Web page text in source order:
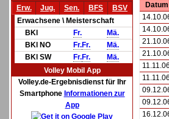
Erw.
Jug. Sen. BFS
BSV
Erwachsene \ Meisterschaft
BKl
Fr.
Mä.
BKl NO
Fr.Fr.
Mä.
BKl SW
Fr.Fr.
Mä.
Volley Mobil App
Volley.de-Ergebnisdienst für Ihr
Smartphone Informationen zur
App
Datum
11.11.06
11.11.06